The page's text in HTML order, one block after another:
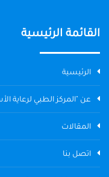
القائمة الرئيسية
الرئيسية
عن "المركز الطبي لرعاية
المقالات
اتصل بنا